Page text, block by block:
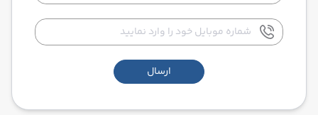
ارسال